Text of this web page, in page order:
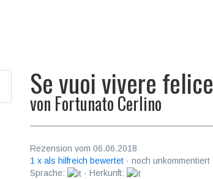
Se vuoi vivere felice
von Fortunato Cerlino
Rezension vom 06.06.2018
1 x als hilfreich bewertet · noch unkommentiert
Sprache:
· Herkunft: